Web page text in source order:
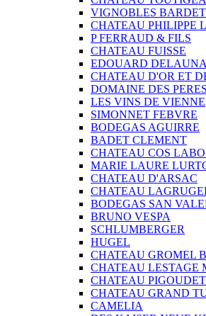
VIGNOBLES BARDET
CHATEAU PHILIPPE
P FERRAUD & FILS
CHATEAU FUISSE
EDOUARD
CHATEAU D'OR ET
DOMAINE DES
LES VINS DE VIENNE
SIMONNET FEBVRE
BODEGAS AGUIRRE
BADET CLEMENT
CHATEAU COS
MARIE LAURE
CHATEAU D'ARSAC
CHATEAU
BODEGAS SAN
BRUNO VESPA
SCHLUMBERGER
HUGEL
CHATEAU GROMEL
CHATEAU LESTAGE
CHATEAU PIGOUDET
CHATEAU GRAND
CAMELIA